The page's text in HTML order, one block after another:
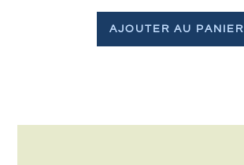
AJOUTER AU PANIER